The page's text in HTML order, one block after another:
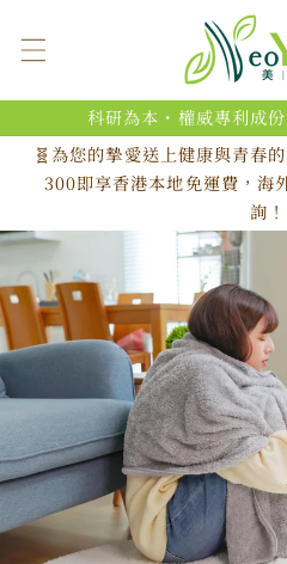
容
科研為本・權威專利成
🧬為您的摯愛送上健康與青春
300即享香港本地免運費，海
詢！